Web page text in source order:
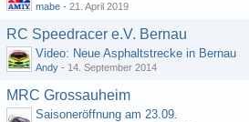
mabe - 21. April 2019
RC Speedracer e.V. Bernau
Video: Neue Asphaltstrecke in Bernau
Andy - 14. September 2014
MRC Grossauheim
Saisoneröffnung am 23.09.